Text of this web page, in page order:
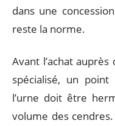
dans une
reste la norme.
Avant l’achat auprès
spécialisé, un
l’urne doit être
volume des cendres.